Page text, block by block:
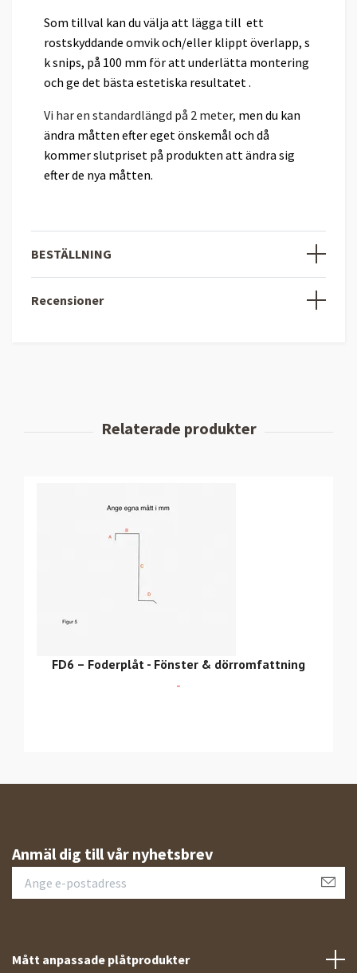
Som tillval kan du välja att lägga till ett
rostskyddande omvik och/eller klippt överlapp, s
k snips, på 100 mm för att underlätta montering
och ge det bästa estetiska resultatet .
Vi har en standardlängd på 2 meter, men du kan
ändra måtten efter eget önskemål och då
kommer slutpriset på produkten att ändra sig
efter de nya måtten.
BESTÄLLNING
Recensioner
FD6 – Foderplåt - Fönster & dörromfattning
-
Anmäl dig till vår nyhetsbrev
Mått anpassade plåtprodukter